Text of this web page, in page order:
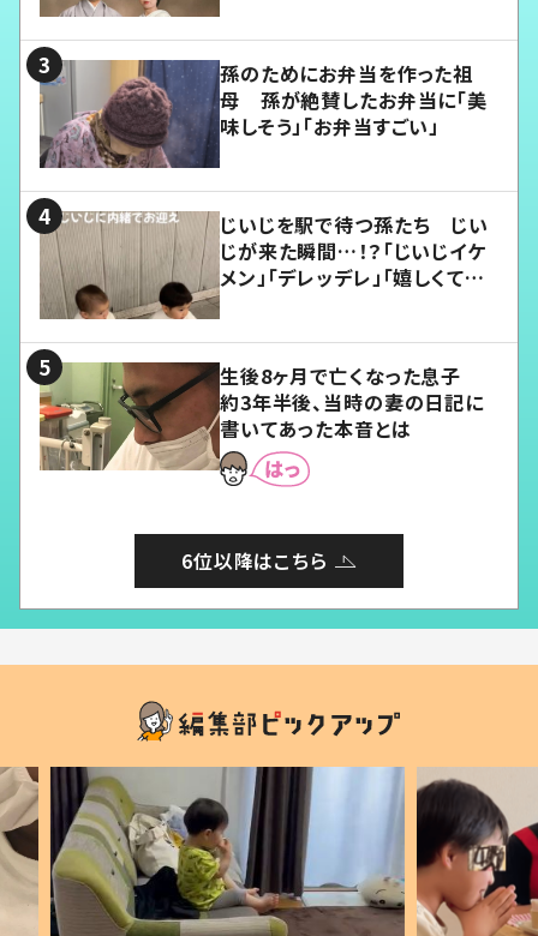
孫のためにお弁当を作った祖
母 孫が絶賛したお弁当に「美
味しそう」「お弁当すごい」
じいじを駅で待つ孫たち じい
じが来た瞬間…！？「じいじイケ
メン」「デレッデレ」「嬉しくて可
生後8ヶ月で亡くなった息子
約3年半後、当時の妻の日記に
書いてあった本音とは
6位以降はこちら